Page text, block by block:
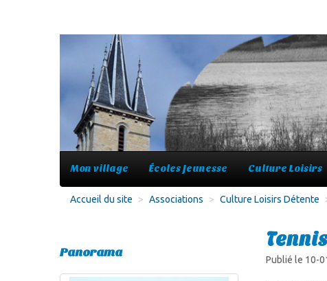
Mon village Écoles Jeunesse Culture Loisirs
Accueil du site > Associations > Culture Loisirs Détente
Publié le 10-
Panorama